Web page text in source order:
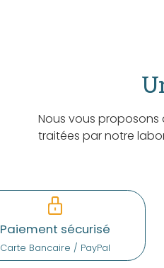
Nous vous
traitées par notre
Paiement sécurisé
Carte Bancaire / PayPal